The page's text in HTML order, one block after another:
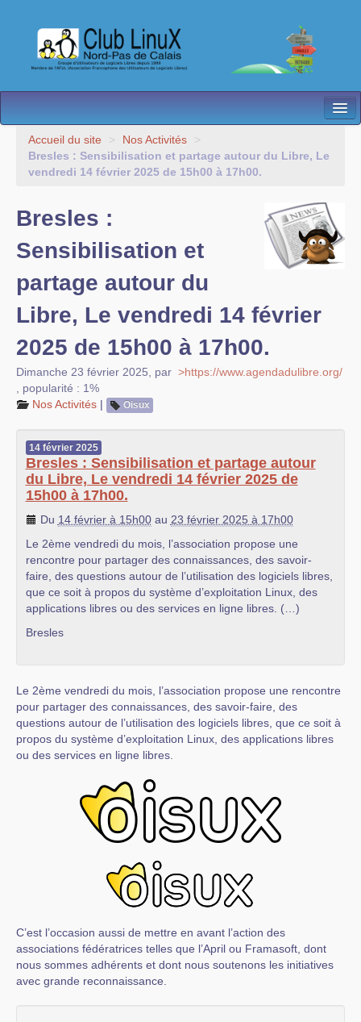
L’Association
Nos Activités
Espace membres
Accueil du site > Nos Activités
>
Bresles : Sensibilisation et partage autour du Libre, Le
vendredi 14 février 2025 de 15h00 à 17h00.
Bresles :
Sensibilisation et
partage autour du
Libre, Le vendredi 14 février
2025 de 15h00 à 17h00.
Dimanche 23 février 2025 par >https://www.agendadulibre.org/
popularité : 1%
Nos Activités | Oisux
14 février 2025
Bresles : Sensibilisation et partage autour
du Libre, Le vendredi 14 février 2025 de
15h00 à 17h00.
Du 14 février à 15h00au 23 février 2025 à 17h00
Le 2ème vendredi du mois, l’association propose une
rencontre pour partager des connaissances, des savoir-
faire, des questions autour de l’utilisation des logiciels libres,
que ce soit à propos du système d’exploitation Linux, des
applications libres ou des services en ligne libres. (…)
Bresles
Le 2ème vendredi du mois, l’association propose une rencontre
pour partager des connaissances, des savoir-faire, des
questions autour de l’utilisation des logiciels libres, que ce soit à
propos du système d’exploitation Linux, des applications libres
ou des services en ligne libres.
C’est l’occasion aussi de mettre en avant l’action des
associations fédératrices telles que l’April ou Framasoft, dont
nous sommes adhérents et dont nous soutenons les initiatives
avec grande reconnaissance.